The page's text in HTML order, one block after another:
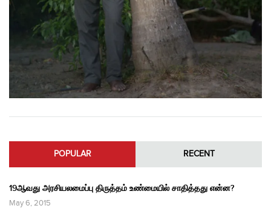
POPULAR RECENT
19ஆவது அரசியலமைப்பு திருத்தம் உண்மையில் சாதித்தது என்ன?
May 6, 2015